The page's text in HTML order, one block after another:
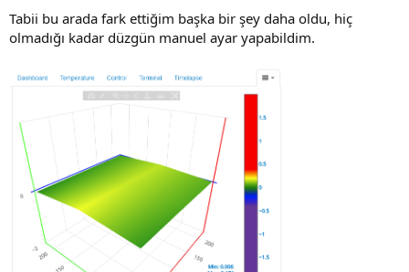
Tabii bu arada fark ettiğim başka bir şey daha oldu, hiç
olmadığı kadar düzgün manuel ayar yapabildim.